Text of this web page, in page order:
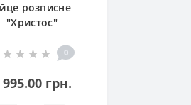
розписне
"Христос"
0
грн.